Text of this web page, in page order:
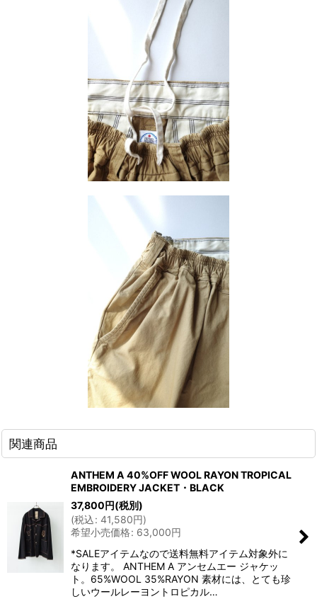
関連商品
ANTHEM A 40%OFF WOOL RAYON TROPICAL
EMBROIDERY JACKET・BLACK
37,800円(税別)
(税込: 41,580円)
希望小売価格: 63,000円
*SALEアイテムなので送料無料アイテム対象外に
なります。 ANTHEM A アンセムエー ジャケッ
ト。65%WOOL 35%RAYON 素材には、とても珍
しいウールレーヨントロピカル…